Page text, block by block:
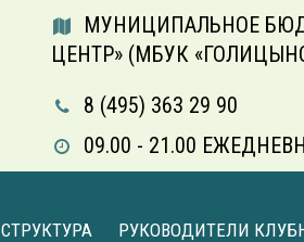
МУНИЦИПАЛЬНОЕ
ЦЕНТР» (МБУК
8 (495) 363 29 90
09.00 - 21.00
СТРУКТУРА РУКОВОДИТЕЛИ